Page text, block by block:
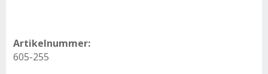
Artikelnummer:
605-255